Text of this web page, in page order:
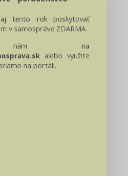
tento rok poskytovať
v samospráve ZDARMA.
nám na
alebo využite
na portáli.